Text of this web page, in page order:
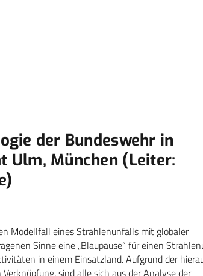
der Bundeswehr in
Ulm, München (Leiter:
Modellfall eines Strahlenunfalls mit globaler
Sinne eine „Blaupause“ für einen
in einem Einsatzland. Aufgrund der
sind alle sich aus der Analyse der